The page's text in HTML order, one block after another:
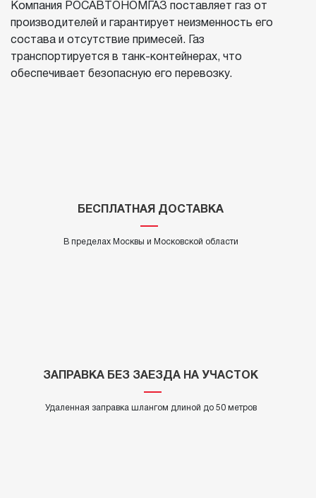
Компания РОСАВТОНОМГАЗ поставляет газ от
производителей и гарантирует неизменность его
состава и отсутствие примесей. Газ
транспортируется в танк-контейнерах, что
обеспечивает безопасную его перевозку.
БЕСПЛАТНАЯ ДОСТАВКА
В пределах Москвы и Московской области
ЗАПРАВКА БЕЗ ЗАЕЗДА НА УЧАСТОК
Удаленная заправка шлангом длиной до 50 метров